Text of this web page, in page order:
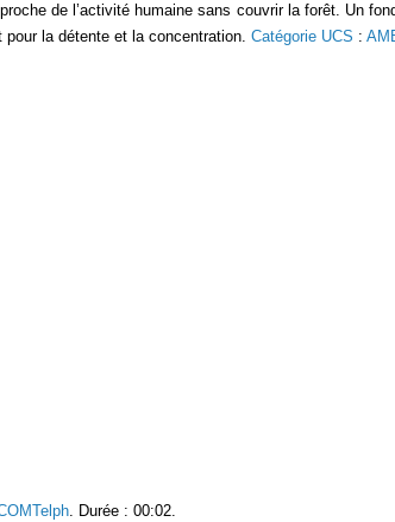
de l’activité humaine sans couvrir la forêt. Un
la détente et la concentration. Catégorie UCS :
. Durée : 00:02.